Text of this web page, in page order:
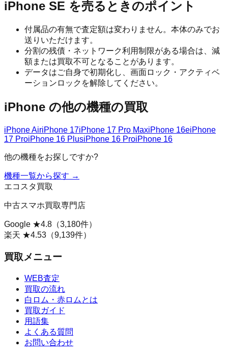
iPhone SE を売るときのポイント
付属品の有無で査定額は変わりません。本体のみでお
送りいただけます。
分割の残債・ネットワーク利用制限がある場合は、減
額または買取不可となることがあります。
データはご自身で初期化し、画面ロック・アクティベ
ーションロックを解除してください。
iPhone の他の機種の買取
iPhone AiriPhone 17iPhone 17 Pro MaxiPhone 16eiPhone
17 ProiPhone 16 PlusiPhone 16 ProiPhone 16
他の機種をお探しですか?
機種一覧から探す →
エコスタ買取
中古スマホ買取専門店
Google ★4.8 （3,180件）
楽天 ★4.53 （9,139件）
買取メニュー
WEB査定
買取の流れ
白ロム・赤ロムとは
買取ガイド
用語集
よくある質問
お問い合わせ